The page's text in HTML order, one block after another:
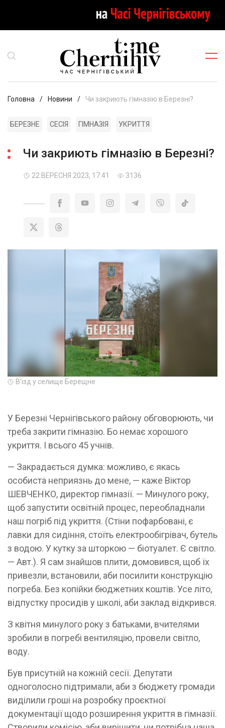
Головна Новини Чи закриють гімназію в Березні?
БЕРЕЗНЕ СЕСІЯ ГІМНАЗІЯ УКРИТТЯ
Чи закриють гімназію в Березні?
22 ВЕРЕСНЯ 2023, 17:41 3136
Вʼізд у селище Берещне
У Березні Чернігівського району обговорюють, чи
треба закрити гімназію. Бо немає хорошого
укриття. І всього 45 учнів.
— Закрадається думка: можливо, є якась
особиста неприязнь до мене, — каже Віктор
ШЕВЧЕНКО, директор гімназії. — Минулого року,
щоб запустити освітній процес, переобладнали
наш погріб під укриття. (Стіни пофарбовані, є
лавки для сидіння, стоїть електрообігрівач, бутель
з водою. У кутку за шторкою — біотуалет. Є світло.
— Авт.). Я сам знайшов плити, домовився, щоб їх
привезли, встановили, аби посилити конструкцію
погреба. Без копійки бюджетних коштів. Усе літо,
відпустку просидів у школі, аби заклад відкрився.
З квітня минулого року з батьками, вчителями
зробили в погребі вентиляцію, провели світло,
воду.
Був присутній на кожній сесії. Депутати
одноголосно підтримали, аби з бюджету громади
виділили гроші на розробку проєктної
документації щодо розширення укриття в гімназії.